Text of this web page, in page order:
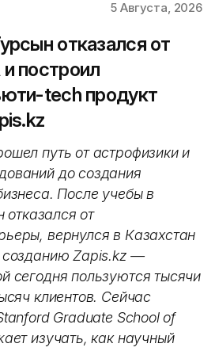
5 Августа, 2026
отказался от
построил
tech продукт
путь от астрофизики и
до создания
После учебы в
отказался от
вернулся в Казахстан
созданию Zapis.kz —
сегодня пользуются тысячи
клиентов. Сейчас
Graduate School of
изучать, как научный